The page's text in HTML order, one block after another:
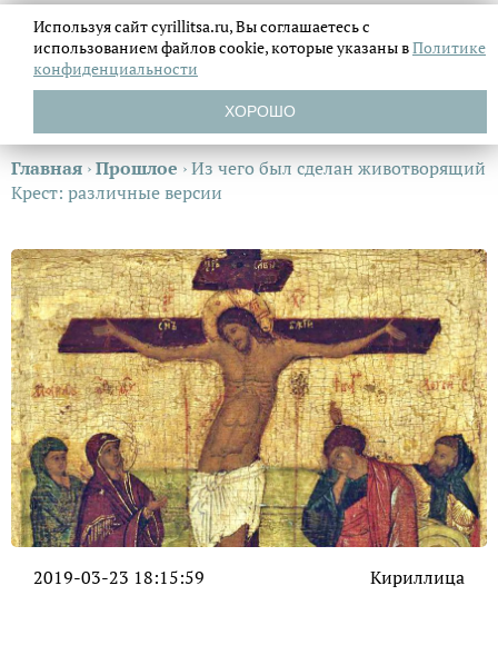
Главная ›Прошлое ›Из чего был сделан животворящий
Крест: различные версии
2019-03-23 18:15:59 Кириллица
Используя сайт cyrillitsa.ru, Вы соглашаетесь с
использованием файловcookie, которые указаны вПолитике
конфиденциальности
ХОРОШО